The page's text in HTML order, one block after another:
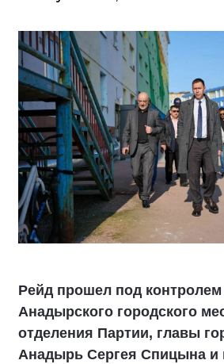
Рейд прошел под контролем
Анадырского городского
отделения Партии, главы
Анадырь Сергея Спицына и